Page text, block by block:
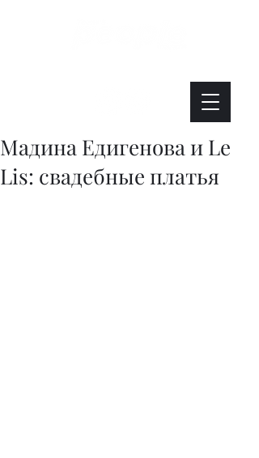
Мадина Едигенова и Le
Lis: свадебные платья